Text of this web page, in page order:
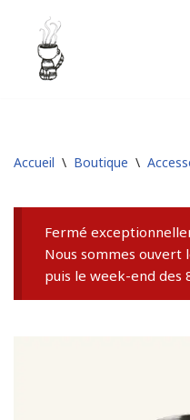
Aller
Accueil \ Boutique \
Fermé
Nous sommes ouvert
puis le week-end des